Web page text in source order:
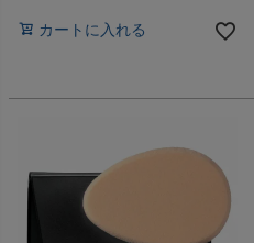
カートに入れる